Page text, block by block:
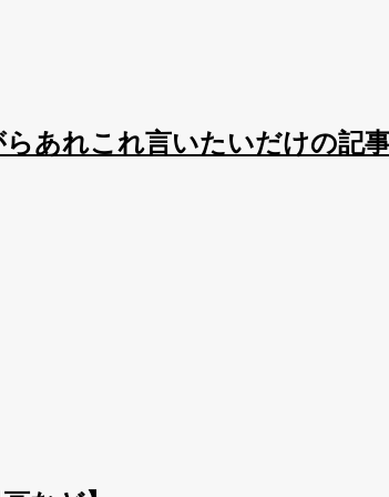
あれこれ言いたいだけの記